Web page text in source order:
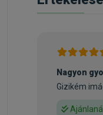
Nagyon
Gizikém